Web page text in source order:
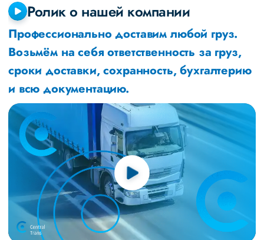
Ролик о нашей компании
Профессионально доставим любой груз.
Возьмём на себя ответственность за груз,
сроки доставки, сохранность, бухгалтерию
и всю документацию.